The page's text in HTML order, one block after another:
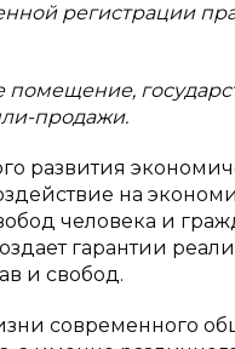
регистрации
продажи.
развития
на
человека и
гарантии
и свобод.
современного